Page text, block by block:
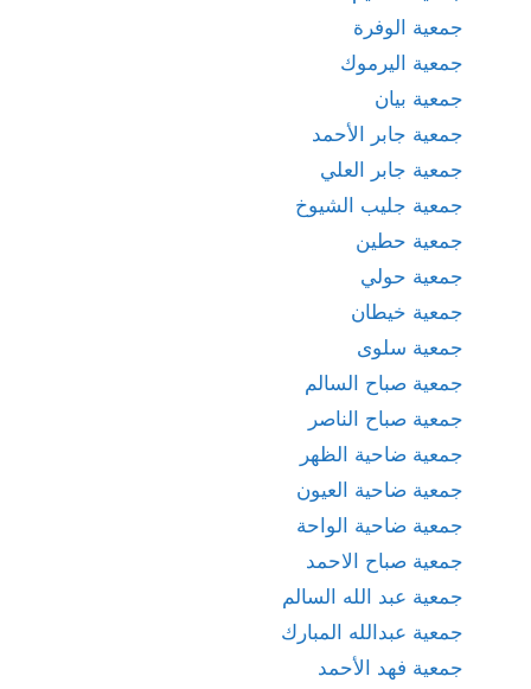
جمعية الوفرة
جمعية اليرموك
جمعية بيان
جمعية جابر الأحمد
جمعية جابر العلي
جمعية جليب الشيوخ
جمعية حطين
جمعية حولي
جمعية خيطان
جمعية سلوى
جمعية صباح السالم
جمعية صباح الناصر
جمعية ضاحية الظهر
جمعية ضاحية العيون
جمعية ضاحية الواحة
جمعية صباح الاحمد
جمعية عبد الله السالم
جمعية عبدالله المبارك
جمعية فهد الأحمد